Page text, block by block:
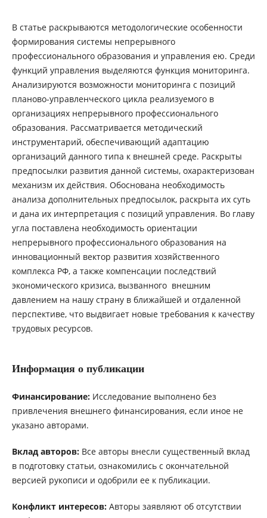
В статье раскрываются методологические особенности
формирования системы непрерывного
профессионального образования и управления ею. Среди
функций управления выделяются функция мониторинга.
Анализируются возможности мониторинга с позиций
планово-управленческого цикла реализуемого в
организациях непрерывного профессионального
образования. Рассматривается методический
инструментарий, обеспечивающий адаптацию
организаций данного типа к внешней среде. Раскрыты
предпосылки развития данной системы, охарактеризован
механизм их действия. Обоснована необходимость
анализа дополнительных предпосылок, раскрыта их суть
и дана их интерпретация с позиций управления. Во главу
угла поставлена необходимость ориентации
непрерывного профессионального образования на
инновационный вектор развития хозяйственного
комплекса РФ, а также компенсации последствий
экономического кризиса, вызванного внешним
давлением на нашу страну в ближайшей и отдаленной
перспективе, что выдвигает новые требования к качеству
трудовых ресурсов.
Информация о публикации
Финансирование:Исследование выполнено без
привлечения внешнего финансирования, если иное не
указано авторами.
Вклад авторов:Все авторы внесли существенный вклад
в подготовку статьи, ознакомились с окончательной
версией рукописи и одобрили ее к публикации.
Конфликт интересов:Авторы заявляют об отсутствии